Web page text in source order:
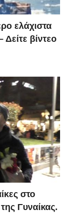
ελάχιστα
Δείτε βίντεο
στο
Γυναίκας.